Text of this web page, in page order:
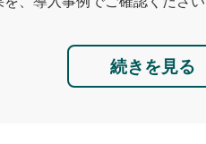
続きを見る